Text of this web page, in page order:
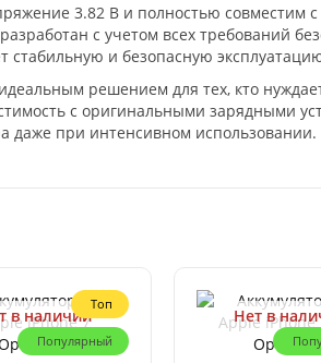
3.82 В и полностью совместим
с учетом всех требований
стабильную и безопасную
решением для тех, кто
с оригинальными зарядными
даже при интенсивном использовании.
Топ
Популярный
в наличии Нет в